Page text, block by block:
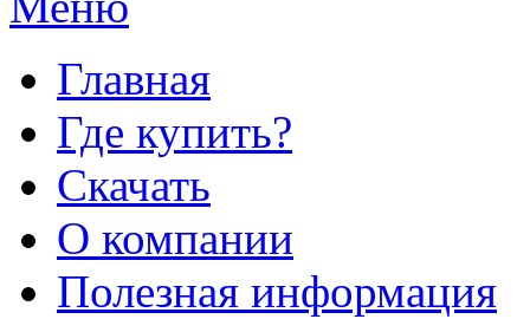
Главная
Где купить?
Скачать
О компании
Полезная информация